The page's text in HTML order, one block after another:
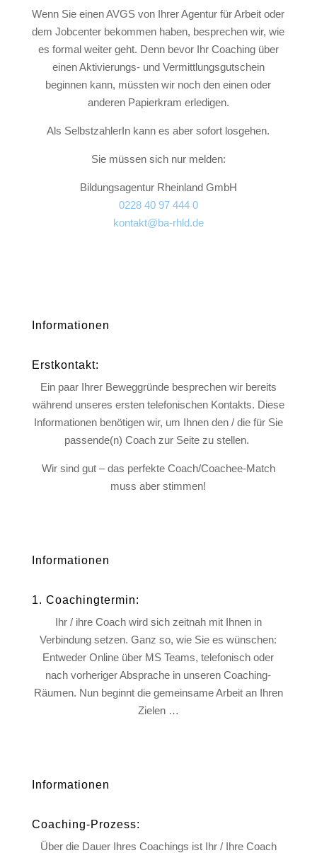
Wenn Sie einen AVGS von Ihrer Agentur für Arbeit oder
dem Jobcenter bekommen haben, besprechen wir, wie
es formal weiter geht. Denn bevor Ihr Coaching über
einen Aktivierungs- und Vermittlungsgutschein
beginnen kann, müssten wir noch den einen oder
anderen Papierkram erledigen.
Als SelbstzahlerIn kann es aber sofort losgehen.
Sie müssen sich nur melden:
Bildungsagentur Rheinland GmbH
0228 40 97 444 0
kontakt@ba-rhld.de
Informationen
Erstkontakt:
Ein paar Ihrer Beweggründe besprechen wir bereits
während unseres ersten telefonischen Kontakts. Diese
Informationen benötigen wir, um Ihnen den / die für Sie
passende(n) Coach zur Seite zu stellen.
Wir sind gut – das perfekte Coach/Coachee-Match
muss aber stimmen!
Informationen
1. Coachingtermin:
Ihr / ihre Coach wird sich zeitnah mit Ihnen in
Verbindung setzen. Ganz so, wie Sie es wünschen:
Entweder Online über MS Teams, telefonisch oder
nach vorheriger Absprache in unseren Coaching-
Räumen. Nun beginnt die gemeinsame Arbeit an Ihren
Zielen …
Informationen
Coaching-Prozess:
Über die Dauer Ihres Coachings ist Ihr / Ihre Coach